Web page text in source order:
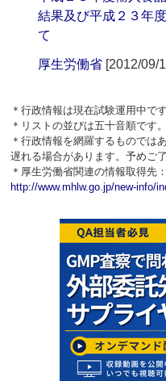
結果及び平成２３年
て
厚生労働省 [2012/09/
＊行政情報は現在試験運用中です
＊リストの並びは五十音順です。
＊行政情報を網羅するものでは
遅れる場合があります。予めご
＊厚生労働省関連の情報取得
http://www.mhlw.go.jp/new-info/